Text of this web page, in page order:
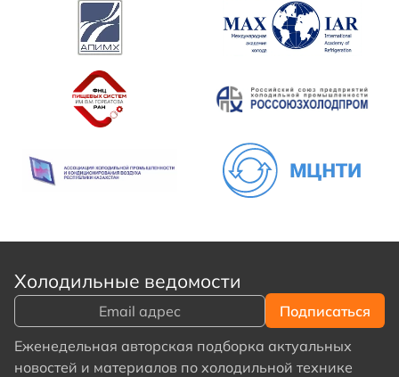
Холодильные ведомости
Еженедельная авторская подборка актуальных
новостей и материалов по холодильной технике